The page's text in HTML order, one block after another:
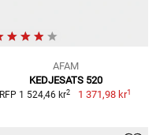
AFAM
KEDJESATS 520
RFP 1 524,46 kr2 1 371,98 kr1